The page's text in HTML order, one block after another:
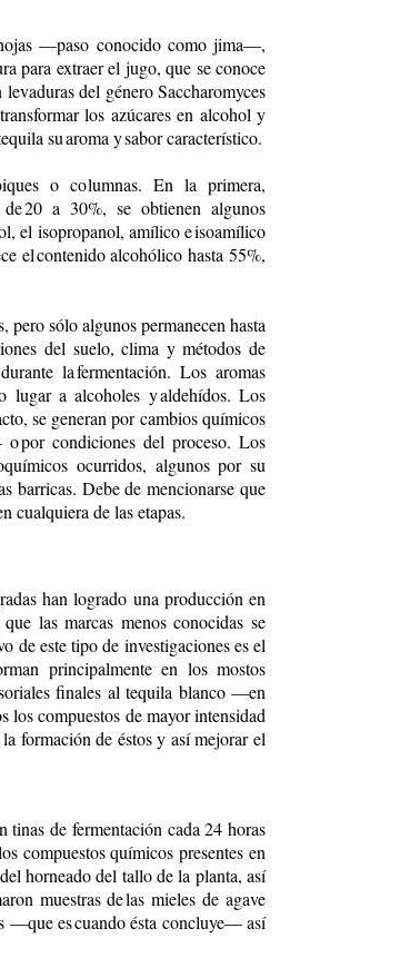
—paso conocido como jima—,
para extraer el jugo, que se conoce
del género Saccharomyces
los azúcares en alcohol y
su aroma y sabor característico.
o columnas. En la primera,
20 a 30%, se obtienen algunos
el isopropanol, amílico e isoamílico
el contenido alcohólico hasta 55%,
pero sólo algunos permanecen hasta
del suelo, clima y métodos de
la fermentación. Los aromas
lugar a alcoholes ­y aldehídos. Los
se generan por cambios químicos
por condiciones del proceso. Los
ocurridos, algunos por su
barricas. Debe de mencionarse que
cualquiera de las etapas.
han logrado una producción en
las marcas menos conocidas se
de este tipo de investigaciones es el
prin­cipalmente en los mostos
finales al tequila blanco —en
los compuestos de mayor intensidad
formación de éstos y así mejorar el
tinas de fermentación cada 24 horas
compuestos químicos presentes en
horneado del tallo de la planta, así
muestras de las mieles de agave
—que es cuando ésta concluye— así